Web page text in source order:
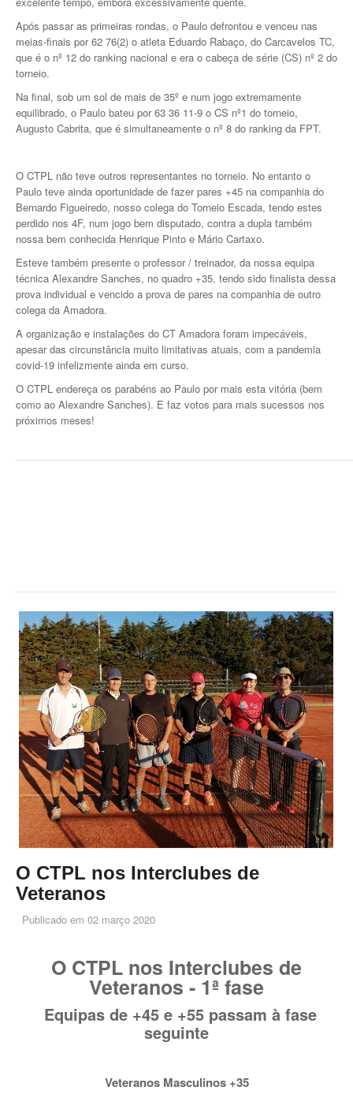
Após passar as primeiras rondas, o Paulo defrontou e venceu nas
meias-finais por 62 76(2) o atleta Eduardo Rabaço, do Carcavelos TC,
que é o nº 12 do ranking nacional e era o cabeça de série (CS) nº 2 do
torneio.
Na final, sob um sol de mais de 35º e num jogo extremamente
equilibrado, o Paulo bateu por 63 36 11-9 o CS nº1 do torneio,
Augusto Cabrita, que é simultaneamente o nº 8 do ranking da FPT.
O CTPL não teve outros representantes no torneio. No entanto o
Paulo teve ainda oportunidade de fazer pares +45 na companhia do
Bernardo Figueiredo, nosso colega do Torneio Escada, tendo estes
perdido nos 4F, num jogo bem disputado, contra a dupla também
nossa bem conhecida Henrique Pinto e Mário Cartaxo.
Esteve também presente o professor / treinador, da nossa equipa
técnica Alexandre Sanches, no quadro +35, tendo sido finalista dessa
prova individual e vencido a prova de pares na companhia de outro
colega da Amadora.
A organização e instalações do CT Amadora foram impecáveis,
apesar das circunstância muito limitativas atuais, com a pandemia
covid-19 infelizmente ainda em curso.
O CTPL endereça os parabéns ao Paulo por mais esta vitória (bem
como ao Alexandre Sanches). E faz votos para mais sucessos nos
próximos meses!
O CTPL nos Interclubes de
Veteranos
Publicado em 02 março 2020
O CTPL nos Interclubes de
Veteranos - 1ª fase
Equipas de +45 e +55 passam à fase
seguinte
Veteranos Masculinos +35